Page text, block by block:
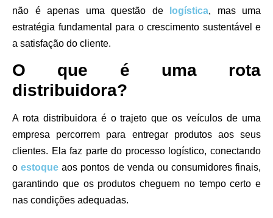
não é apenas uma questão de
logística, mas uma
estratégia fundamental para o crescimento sustentável e
a satisfação do cliente.
O que é uma rota
distribuidora?
A rota distribuidora é o trajeto que os veículos de uma
empresa percorrem para entregar produtos aos seus
clientes. Ela faz parte do processo logístico, conectando
oestoque aos pontos de venda ou consumidores finais,
garantindo que os produtos cheguem no tempo certo e
nas condições adequadas.